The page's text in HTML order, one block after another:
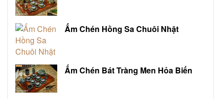
Ấm Chén Hồng Sa Chuôi Nhật
Ấm Chén Bát Tràng Men Hỏa Biến